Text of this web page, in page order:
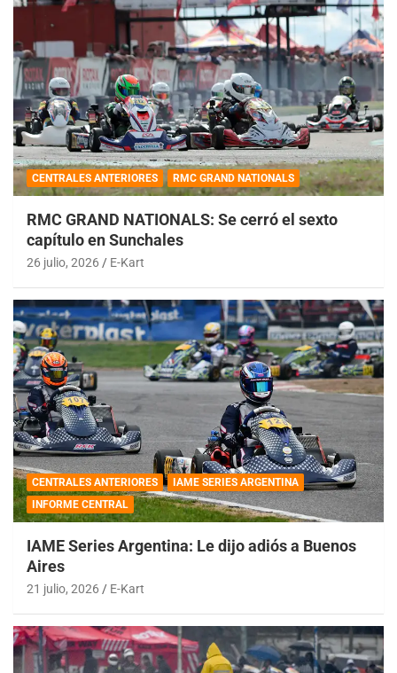
CENTRALES ANTERIORES RMC GRAND NATIONALS
RMC GRAND NATIONALS: Se cerró el sexto
capítulo en Sunchales
26 julio, 2026 E-Kart
CENTRALES ANTERIORES
IAME SERIES ARGENTINA
INFORME CENTRAL
IAME Series Argentina: Le dijo adiós a Buenos
Aires
21 julio, 2026 E-Kart